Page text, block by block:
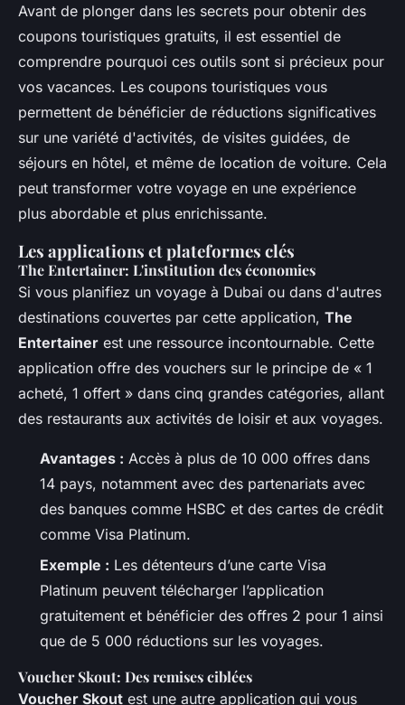
Avant de plonger dans les secrets pour obtenir des
coupons touristiques gratuits, il est essentiel de
comprendre pourquoi ces outils sont si précieux pour
vos vacances. Les coupons touristiques vous
permettent de bénéficier de réductions significatives
sur une variété d'activités, de visites guidées, de
séjours en hôtel, et même de location de voiture. Cela
peut transformer votre voyage en une expérience
plus abordable et plus enrichissante.
Les applications et plateformes clés
The Entertainer: L'institution des économies
Si vous planifiez un voyage à Dubai ou dans d'autres
destinations couvertes par cette application, The
Entertainer est une ressource incontournable. Cette
application offre des vouchers sur le principe de « 1
acheté, 1 offert » dans cinq grandes catégories, allant
des restaurants aux activités de loisir et aux voyages.
Avantages : Accès à plus de 10 000 offres dans
14 pays, notamment avec des partenariats avec
des banques comme HSBC et des cartes de crédit
comme Visa Platinum.
Exemple : Les détenteurs d’une carte Visa
Platinum peuvent télécharger l’application
gratuitement et bénéficier des offres 2 pour 1 ainsi
que de 5 000 réductions sur les voyages.
Voucher Skout: Des remises ciblées
Voucher Skout est une autre application qui vous